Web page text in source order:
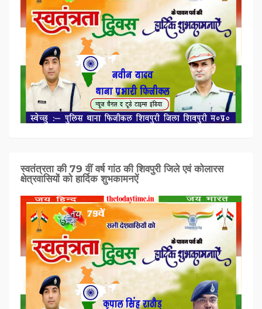
स्वतंत्रता की 79 वीं वर्ष गांठ की शिवपुरी जिले एवं कोलारस
क्षेत्रवासियों को हार्दिक शुभकामनऐं